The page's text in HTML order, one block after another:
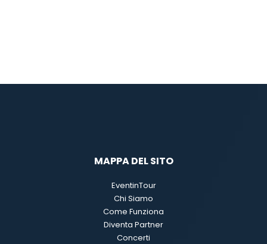
MAPPA DEL SITO
EventinTour
Chi Siamo
Come Funziona
Diventa Partner
Concerti